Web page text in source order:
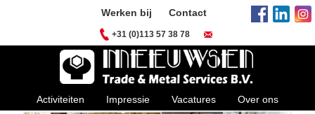
Werken bij Contact
+31 (0)113 57 38 78
Activiteiten Impressie Vacatures Over ons